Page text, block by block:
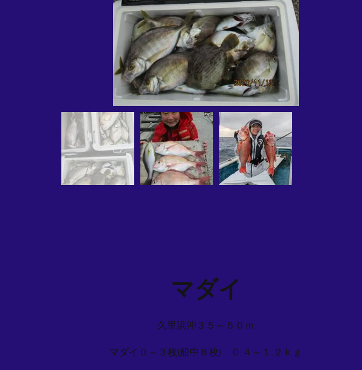
マダイ
久里浜沖３５～５０ｍ
マダイ０～３枚(船中８枚) ０.４～１.２ｋｇ